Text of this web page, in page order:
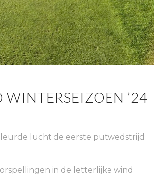
WINTERSEIZOEN ’24
lucht de eerste putwedstrijd
in de letterlijke wind